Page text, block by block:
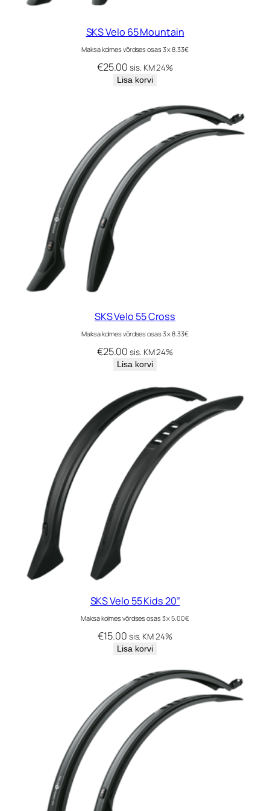
SKS Velo 65 Mountain
Maksa kolmes võrdses osas 3 x 8.33€
€25.00 sis. KM 24%
Lisa korvi
SKS Velo 55 Cross
Maksa kolmes võrdses osas 3 x 8.33€
€25.00 sis. KM 24%
Lisa korvi
SKS Velo 55 Kids 20”
Maksa kolmes võrdses osas 3 x 5.00€
€15.00 sis. KM 24%
Lisa korvi